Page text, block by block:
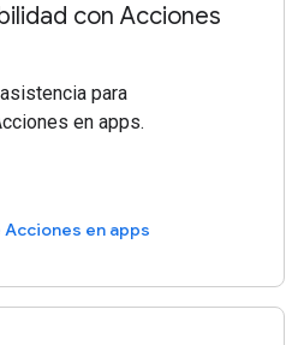
con Acciones
para
en apps.
en apps